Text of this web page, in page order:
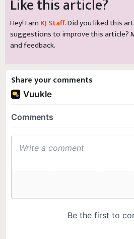
Like this article?
Hey! I am KJ Staff. Did you liked this
suggestions to improve this article?
and feedback.
Share your comments